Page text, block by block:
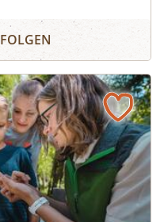
fangen,
erforschen, Honig
Website
buchbar zum
dich zu einem
an
kann auf Anfrage